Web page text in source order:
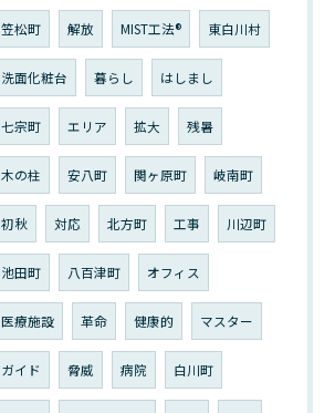
笠松町 解放 MIST工法®︎ 東白川村
洗面化粧台 暮らし はしまし
七宗町 エリア 拡大 残暑
木の柱 安八町 関ヶ原町 岐南町
初秋 対応 北方町 工事 川辺町
池田町 八百津町 オフィス
医療施設 革命 健康的 マスター
ガイド 脅威 病院 白川町